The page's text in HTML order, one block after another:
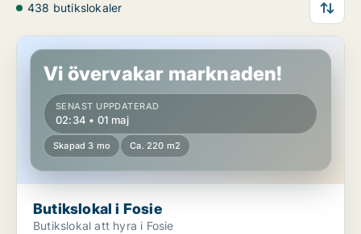
438 butikslokaler
Butikslokal i Fosie
Vi övervakar marknaden!
SENAST UPPDATERAD
02:34 • 01 maj
Skapad 3 mo Ca. 220 m2
Butikslokal i Fosie
Butikslokal att hyra i Fosie